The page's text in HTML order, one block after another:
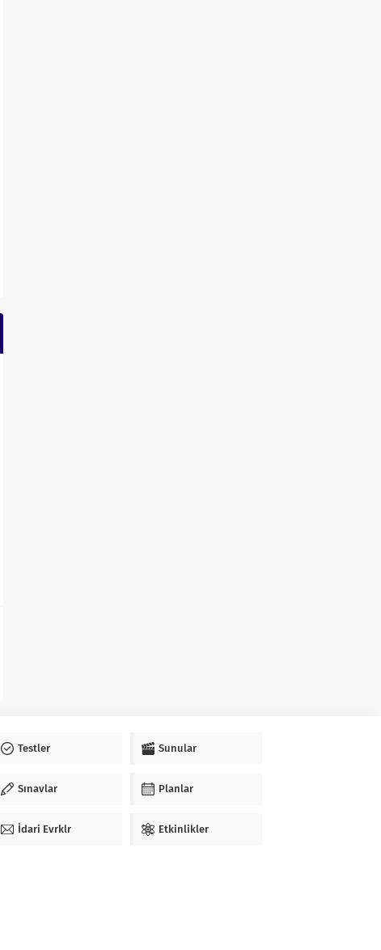
Testler Sunular
Sınavlar Planlar
İdari Evrklr Etkinlikler